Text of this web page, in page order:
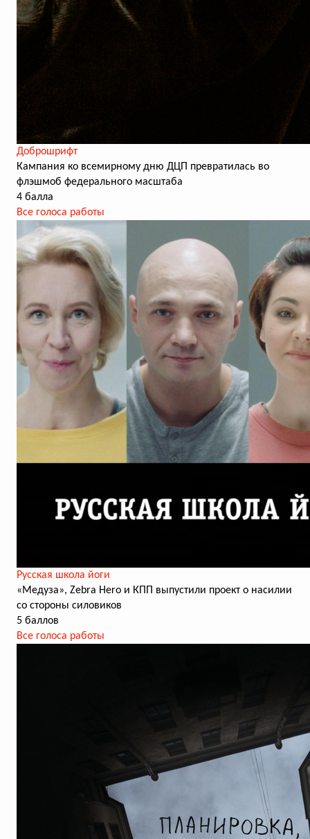
Доброшрифт
Кампания ко всемирному дню ДЦП превратилась во
флэшмоб федерального масштаба
4 балла
Все голоса работы
Русская школа йоги
«Медуза», Zebra Hero и КПП выпустили проект о насилии
со стороны силовиков
5 баллов
Все голоса работы